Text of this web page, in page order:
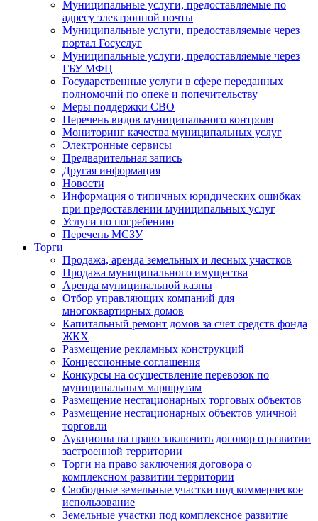
Муниципальные услуги, предоставляемые по
адресу электронной почты
Муниципальные услуги, предоставляемые через
портал Госуслуг
Муниципальные услуги, предоставляемые через
ГБУ МФЦ
Государственные услуги в сфере переданных
полномочий по опеке и попечительству
Меры поддержки СВО
Перечень видов муниципального контроля
Мониторинг качества муниципальных услуг
Электронные сервисы
Предварительная запись
Другая информация
Новости
Информация о типичных юридических ошибках
при предоставлении муниципальных услуг
Услуги по погребению
Перечень МСЗУ
Торги
Продажа, аренда земельных и лесных участков
Продажа муниципального имущества
Аренда муниципальной казны
Отбор управляющих компаний для
многоквартирных домов
Капитальный ремонт домов за счет средств фонда
ЖКХ
Размещение рекламных конструкций
Концессионные соглашения
Конкурсы на осуществление перевозок по
муниципальным маршрутам
Размещение нестационарных торговых объектов
Размещение нестационарных объектов уличной
торговли
Аукционы на право заключить договор о развитии
застроенной территории
Торги на право заключения договора о
комплексном развитии территории
Свободные земельные участки под коммерческое
использование
Земельные участки под комплексное развитие